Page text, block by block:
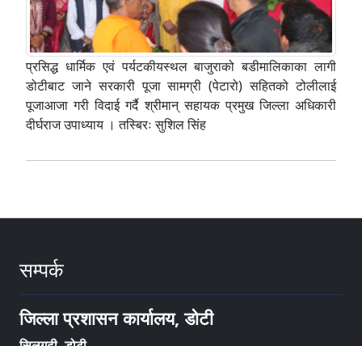
प्रसिद्ध धार्मिक एवं पर्यटकीयस्थल बाजुराको बडीमालिकाका लागी
डोटीबाट जाने सरकारी पूजा सामग्री (पेटारो) सहितको टोलीलाई
पूजाआजा गरी विदाई गर्दै श्रीमान् सहायक प्रमुख जिल्ला अधिकारी
दीर्घराज उपाध्याय । तस्बिरः सुशिल सिंह
सम्पर्क
जिल्ला प्रशासन कार्यालय, डोटी